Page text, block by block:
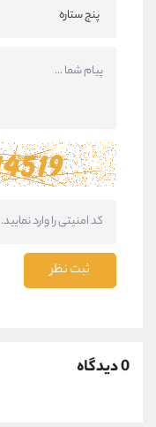
ثبت نظر
0 دیدگاه